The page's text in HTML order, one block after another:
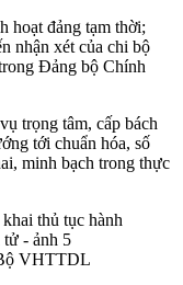
hoạt đảng tạm thời;
nhận xét của chi bộ
Đảng bộ Chính
trọng tâm, cấp bách
tới chuẩn hóa, số
minh bạch trong thực
VHTTDL